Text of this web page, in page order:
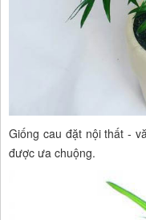
Giống cau đặt nội thất -
được ưa chuộng.